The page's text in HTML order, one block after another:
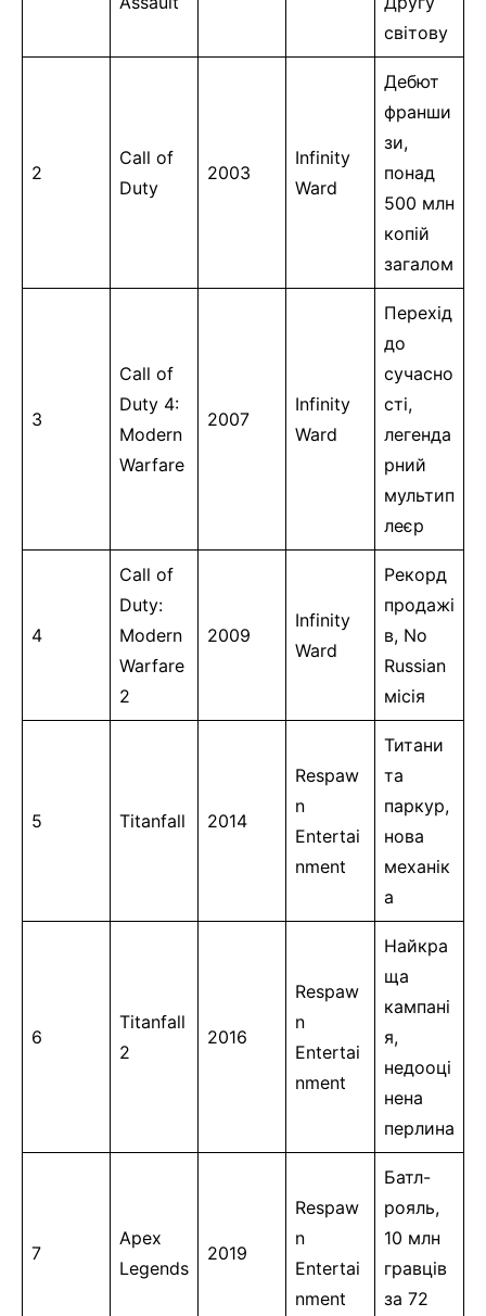
світову
2
Call of
Duty
2003
Infinity
Ward
Дебют
франши
зи,
понад
500 млн
копій
загалом
3
Call of
Duty 4:
Modern
Warfare
2007
Infinity
Ward
Перехід
до
сучасно
сті,
легенда
рний
мультип
леєр
4
Call of
Duty:
Modern
Warfare
2
2009
Infinity
Ward
Рекорд
продажі
в, No
Russian
місія
5 Titanfall 2014
Respaw
n
Entertai
nment
Титани
та
паркур,
нова
механік
а
6
Titanfall
2
2016
Respaw
n
Entertai
nment
Найкра
ща
кампані
я,
недооці
нена
перлина
7
Apex
Legends
2019
Respaw
n
Entertai
nment
Батл-
рояль,
10 млн
гравців
за 72